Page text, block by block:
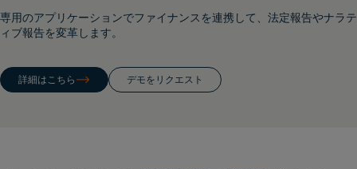
会社概要
デモをリクエスト
専用のアプリケーションでファイナンスを連携して、法定報告やナラテ
ィブ報告を変革します。
詳細はこちら デモをリクエスト